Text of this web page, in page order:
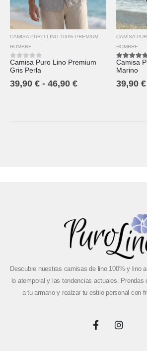
CAMISA PURO LINO 100% PREMIUM
HOMBRE
0out of 5
Camisa Puro Lino Premium
Gris Perla
39,90 € - 46,90 €
CAMISA
HOMBRE
5.00
Camisa
Marino
39,90 €
Descubre nuestras camisas de lino 100% y lino
lo atemporal y las tendencias actuales. Prendas
a tu armario y realzar tu estilo personal con